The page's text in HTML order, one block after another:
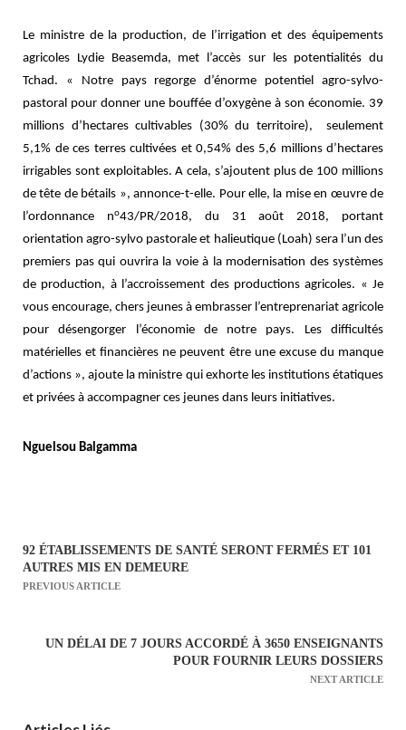
Le ministre de la production, de l’irrigation et des équipements
agricoles Lydie Beasemda, met l’accès sur les potentialités du
Tchad. « Notre pays regorge d’énorme potentiel agro-sylvo-
pastoral pour donner une bouffée d’oxygène à son économie. 39
millions d’hectares cultivables (30% du territoire), seulement
5,1% de ces terres cultivées et 0,54% des 5,6 millions d’hectares
irrigables sont exploitables. A cela, s’ajoutent plus de 100 millions
de tête de bétails », annonce-t-elle. Pour elle, la mise en œuvre de
l’ordonnance no43/PR/2018, du 31 août 2018, portant
orientation agro-sylvo pastorale et halieutique (Loah) sera l’un des
premiers pas qui ouvrira la voie à la modernisation des systèmes
de production, à l’accroissement des productions agricoles. « Je
vous encourage, chers jeunes à embrasser l’entreprenariat agricole
pour désengorger l’économie de notre pays. Les difficultés
matérielles et financières ne peuvent être une excuse du manque
d’actions », ajoute la ministre qui exhorte les institutions étatiques
et privées à accompagner ces jeunes dans leurs initiatives.
Nguelsou Balgamma
N
a
92 ÉTABLISSEMENTS DE SANTÉ SERONT FERMÉS ET 101
AUTRES MIS EN DEMEURE
PREVIOUS ARTICLE
UN DÉLAI DE 7 JOURS ACCORDÉ À 3650 ENSEIGNANTS
POUR FOURNIR LEURS DOSSIERS
NEXT ARTICLE